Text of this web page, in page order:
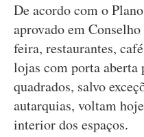
De acordo com o
aprovado em
feira, restaurantes,
lojas com porta aberta
quadrados, salvo
autarquias, voltam
interior dos espaços.